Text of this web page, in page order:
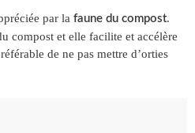
par la faune du compost.
compost et elle facilite et accélère
de ne pas mettre d’orties